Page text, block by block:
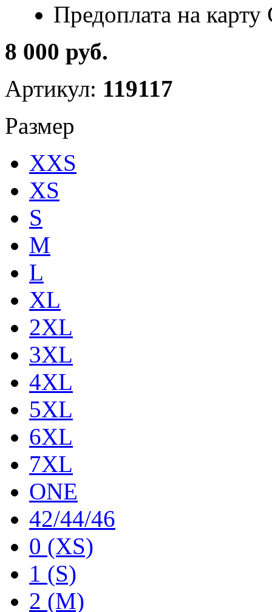
Предоплата на
8 000 руб.
Артикул: 119117
Размер
XXS
XS
S
M
L
XL
2XL
3XL
4XL
5XL
6XL
7XL
ONE
42/44/46
0 (XS)
1 (S)
2 (M)